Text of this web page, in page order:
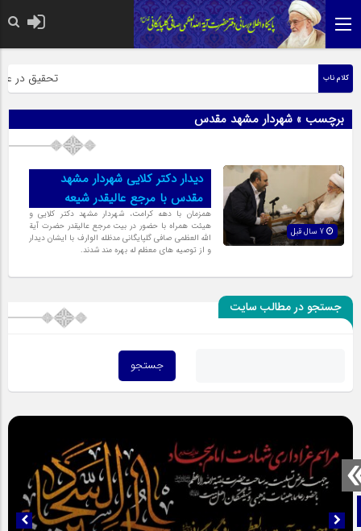
صفحه نخست
کلام ناب تحقیق در
برچسب » شهردار مشهد مقدس
دیدار دکتر کلایی شهردار مشهد
مقدس با مرجع عالیقدر شیعه
همزمان با دهه کرامت، شهردار مشهد دکتر کلایی و
هیئت همراه با حضور در بیت مرجع عالیقدر حضرت آیة
الله العظمی صافی گلپایگانی مدظله الوارف با ایشان دیدار
و از توصیه های معظم له بهره مند شدند.
جستجو در مطالب سایت